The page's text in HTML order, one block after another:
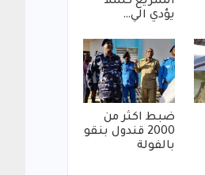
يؤدي الي…
ضبط اكثر من
2000 قندول بنقو
بالفولة